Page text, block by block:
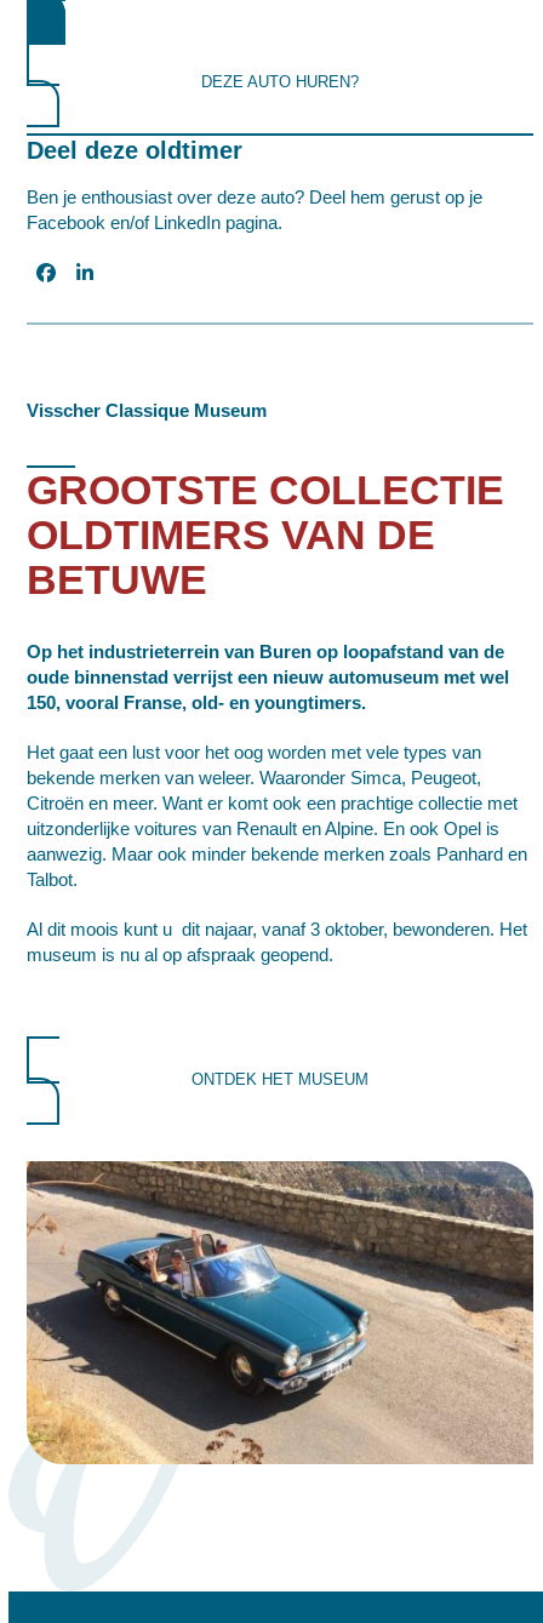
DEZE AUTO HUREN?
Deel deze oldtimer
Ben je enthousiast over deze auto? Deel hem gerust op je
Facebook en/of LinkedIn pagina.
Visscher Classique Museum
GROOTSTE COLLECTIE
OLDTIMERS VAN DE
BETUWE
Op het industrieterrein van Buren op loopafstand van de
oude binnenstad verrijst een nieuw automuseum met wel
150, vooral Franse, old- en youngtimers.
Het gaat een lust voor het oog worden met vele types van
bekende merken van weleer. Waaronder Simca, Peugeot,
Citroën en meer. Want er komt ook een prachtige collectie met
uitzonderlijke voitures van Renault en Alpine. En ook Opel is
aanwezig. Maar ook minder bekende merken zoals Panhard en
Talbot.
Al dit moois kunt u dit najaar, vanaf 3 oktober, bewonderen. Het
museum is nu al op afspraak geopend.
ONTDEK HET MUSEUM